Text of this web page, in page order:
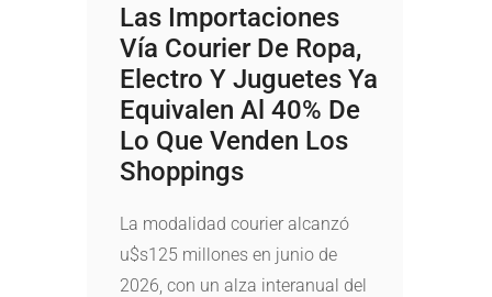
Las Importaciones
Vía Courier De Ropa,
Electro Y Juguetes Ya
Equivalen Al 40% De
Lo Que Venden Los
Shoppings
La modalidad courier alcanzó
u$s125 millones en junio de
2026, con un alza interanual del